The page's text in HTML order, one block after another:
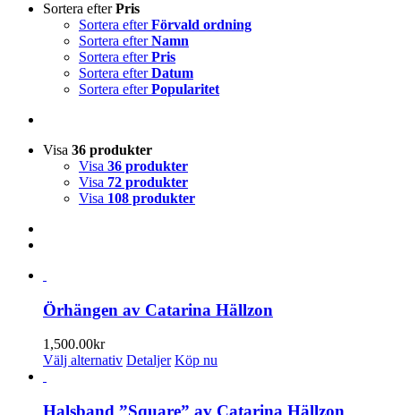
Sortera efterPris
Sortera efterFörvald ordning
Sortera efterNamn
Sortera efterPris
Sortera efterDatum
Sortera efterPopularitet
Visa 36 produkter
Visa 36 produkter
Visa 72 produkter
Visa 108 produkter
Örhängen av Catarina Hällzon
1,500.00kr
Välj alternativ Den
har
Detaljer Köp nu
Halsband ”Square” av Catarina Hällzon